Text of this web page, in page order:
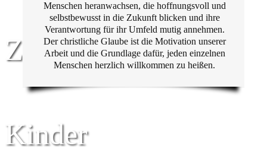
Zentrum für
Kinder
Menschen heranwachsen, die hoffnungsvoll und
selbstbewusst in die Zukunft blicken und ihre
Verantwortung für ihr Umfeld mutig annehmen.
Der christliche Glaube ist die Motivation unserer
Arbeit und die Grundlage dafür, jeden einzelnen
Menschen herzlich willkommen zu heißen.